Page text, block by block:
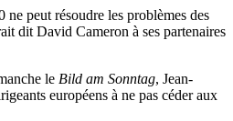
ne peut résoudre les problèmes des
dit David Cameron à ses partenaires
le Bild am Sonntag, Jean-
européens à ne pas céder aux